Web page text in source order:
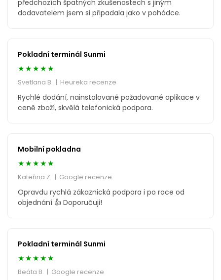
předchozích špatných zkušenostech s jiným
dodavatelem jsem si připadala jako v pohádce.
Pokladní terminál Sunmi
★★★★★
Svetlana B. | Heureka recenze
Rychlé dodání, nainstalované požadované aplikace v
ceně zboží, skvělá telefonická podpora.
Mobilní pokladna
★★★★★
Kateřina Z. | Google recenze
Opravdu rychlá zákaznická podpora i po roce od
objednání 👍 Doporučuji!
Pokladní terminál Sunmi
★★★★★
Beáta B. | Google recenze